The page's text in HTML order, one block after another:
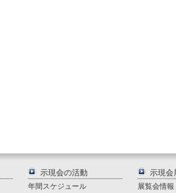
示現会の活動
年間スケジュール
示現会
展覧会情報